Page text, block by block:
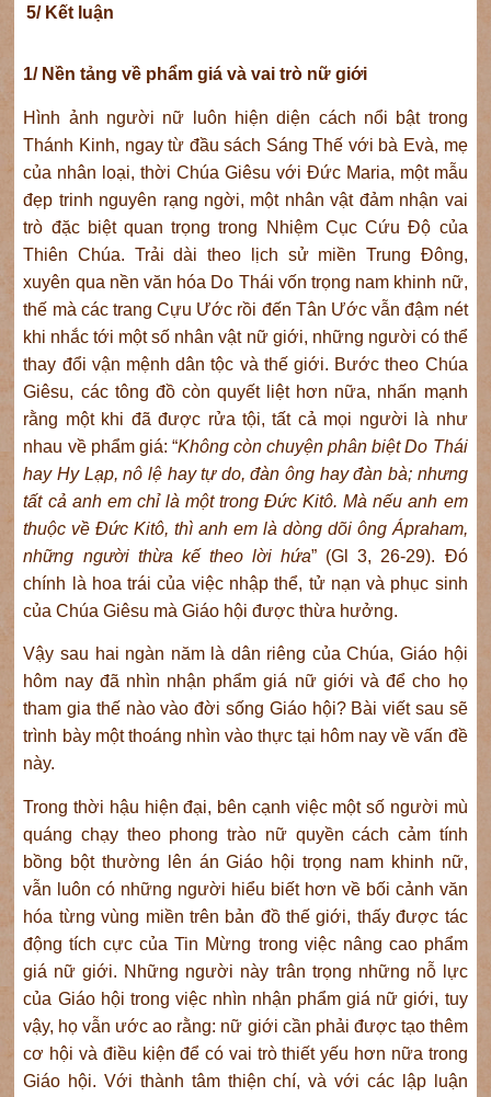
5/ Kết luận
1/ Nền tảng về phẩm giá và vai trò nữ giới
Hình ảnh người nữ luôn hiện diện cách nổi bật trong
Thánh Kinh, ngay từ đầu sách Sáng Thế với bà Evà, mẹ
của nhân loại, thời Chúa Giêsu với Đức Maria, một mẫu
đẹp trinh nguyên rạng ngời, một nhân vật đảm nhận vai
trò đặc biệt quan trọng trong Nhiệm Cục Cứu Độ của
Thiên Chúa. Trải dài theo lịch sử miền Trung Đông,
xuyên qua nền văn hóa Do Thái vốn trọng nam khinh nữ,
thế mà các trang Cựu Ước rồi đến Tân Ước vẫn đậm nét
khi nhắc tới một số nhân vật nữ giới, những người có thể
thay đổi vận mệnh dân tộc và thế giới. Bước theo Chúa
Giêsu, các tông đồ còn quyết liệt hơn nữa, nhấn mạnh
rằng một khi đã được rửa tội, tất cả mọi người là như
nhau về phẩm giá: “Không còn chuyện phân biệt Do Thái
hay Hy Lạp, nô lệ hay tự do, đàn ông hay đàn bà; nhưng
tất cả anh em chỉ là một trong Đức Kitô. Mà nếu anh em
thuộc về Đức Kitô, thì anh em là dòng dõi ông Ápraham,
những người thừa kế theo lời hứa” (Gl 3, 26-29). Đó
chính là hoa trái của việc nhập thể, tử nạn và phục sinh
của Chúa Giêsu mà Giáo hội được thừa hưởng.
Vậy sau hai ngàn năm là dân riêng của Chúa, Giáo hội
hôm nay đã nhìn nhận phẩm giá nữ giới và để cho họ
tham gia thế nào vào đời sống Giáo hội? Bài viết sau sẽ
trình bày một thoáng nhìn vào thực tại hôm nay về vấn đề
này.
Trong thời hậu hiện đại, bên cạnh việc một số người mù
quáng chạy theo phong trào nữ quyền cách cảm tính
bồng bột thường lên án Giáo hội trọng nam khinh nữ,
vẫn luôn có những người hiểu biết hơn về bối cảnh văn
hóa từng vùng miền trên bản đồ thế giới, thấy được tác
động tích cực của Tin Mừng trong việc nâng cao phẩm
giá nữ giới. Những người này trân trọng những nỗ lực
của Giáo hội trong việc nhìn nhận phẩm giá nữ giới, tuy
vậy, họ vẫn ước ao rằng: nữ giới cần phải được tạo thêm
cơ hội và điều kiện để có vai trò thiết yếu hơn nữa trong
Giáo hội. Với thành tâm thiện chí, và với các lập luận